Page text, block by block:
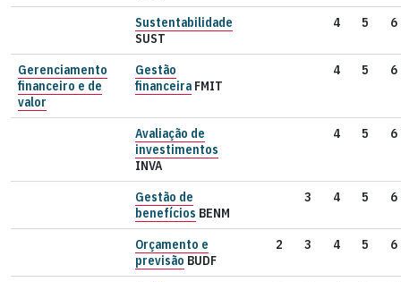
Sustentabilidade
SUST
4 5 6
Gerenciamento
financeiro e de
valor
Gestão
financeira FMIT
4 5 6
Avaliação de
investimentos
INVA
4 5 6
Gestão de
benefícios BENM
3 4 5 6
Orçamento e
previsão BUDF
2 3 4 5 6